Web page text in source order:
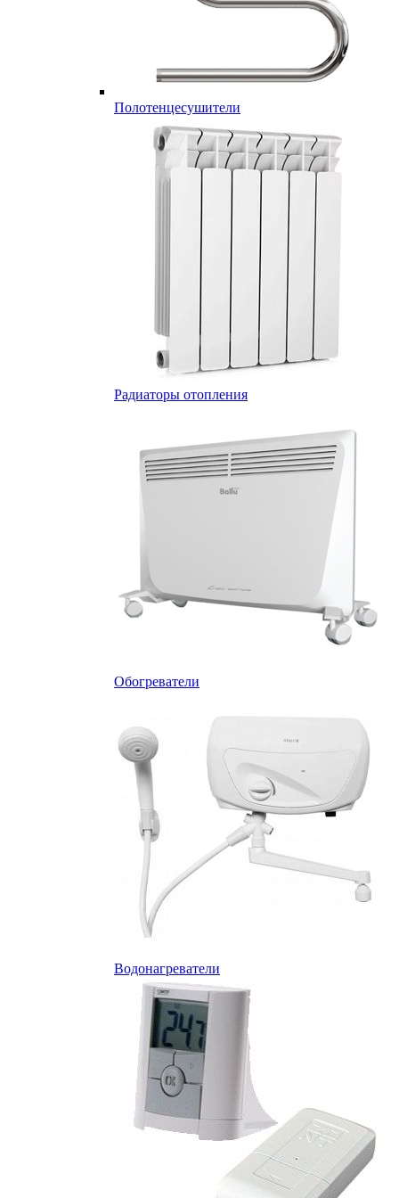
Полотенцесушители
Радиаторы отопления
Обогреватели
Водонагреватели